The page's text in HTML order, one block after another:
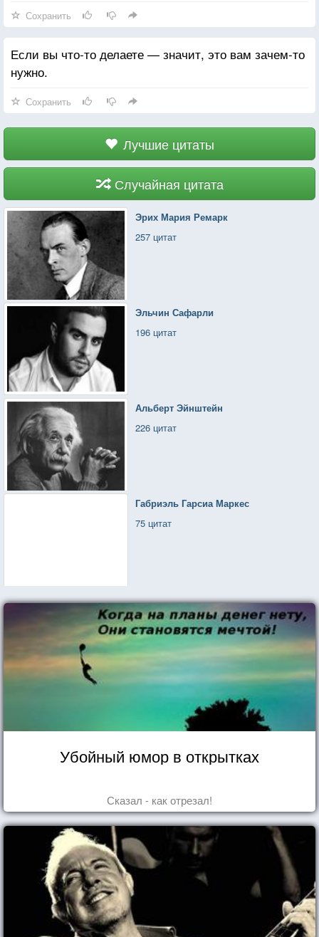
Сохранить
Если вы что-то делаете — значит, это вам зачем-то
нужно.
Сохранить
Лучшие цитаты
Случайная цитата
Эрих Мария Ремарк
257 цитат
Эльчин Сафарли
196 цитат
Альберт Эйнштейн
226 цитат
Габриэль Гарсиа Маркес
75 цитат
Убойный юмор в открытках
Сказал - как отрезал!